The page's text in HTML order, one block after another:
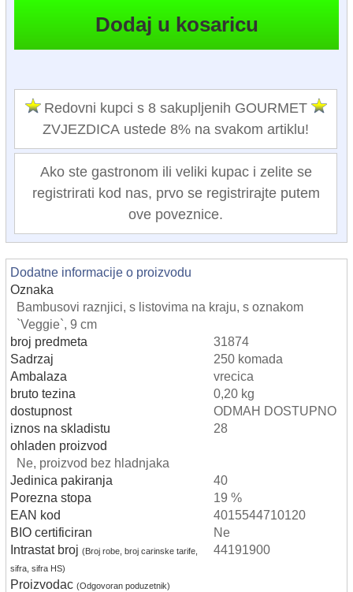
Redovni kupci s 8 sakupljenih GOURMET
ZVJEZDICA ustede 8% na svakom artiklu!
Ako ste gastronom ili veliki kupac i zelite se
registrirati kod nas, prvo se registrirajte putem
ove poveznice.
Dodatne informacije o proizvodu
Oznaka
Bambusovi raznjici, s listovima na kraju, s oznakom
`Veggie`, 9 cm
broj predmeta
31874
Sadrzaj
250 komada
Ambalaza
vrecica
bruto tezina
0,20 kg
dostupnost
ODMAH DOSTUPNO
iznos na skladistu
28
ohladen proizvod
Ne, proizvod bez hladnjaka
Jedinica pakiranja
40
Porezna stopa
19 %
EAN kod
4015544710120
BIO certificiran
Ne
Intrastat broj (Broj robe, broj carinske tarife,
sifra, sifra HS)
44191900
Proizvodac (Odgovoran poduzetnik)